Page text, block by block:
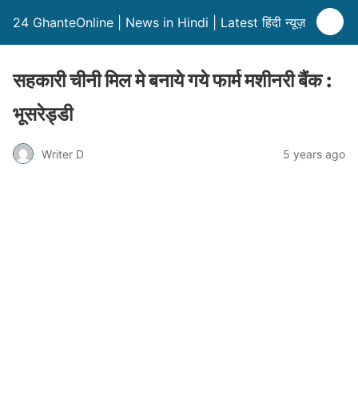
24 GhanteOnline | News in Hindi | Latest हिंदी न्यूज़
सहकारी चीनी मिल मे बनाये गये फार्म मशीनरी बैंक :
भूसरेड्डी
Writer D 5 years ago